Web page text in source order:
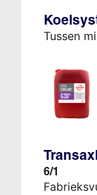
Tussen
6/1